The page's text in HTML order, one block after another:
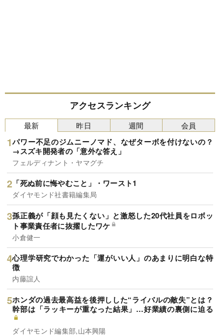
アクセスランキング
最新
パワー不足のジムニーノマド、なぜターボを付けないの？
→スズキ開発者の「意外な答え」
フェルディナント・ヤマグチ
「死ぬ前に悔やむこと」・ワースト1
ダイヤモンド社書籍編集局
孫正義が「顔も見たくない」と激怒した20代社員をロボッ
ト事業責任者に抜擢したワケ
小倉健一
心理学研究でわかった「運がいい人」のあまりに明白な特
徴
内藤誼人
ホンダの過去最高益を後押しした“ライバルの敵失”とは？
幹部は「ラッキーが重なった結果」…好業績の裏側に迫る
ダイヤモンド編集部,山本興陽
昨日 週間 会員